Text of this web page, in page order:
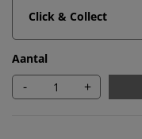
Click & Collect
Aantal
- +